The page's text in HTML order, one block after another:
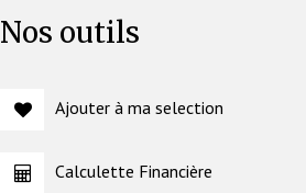
Nos outils
Ajouter à ma selection
Calculette Financière